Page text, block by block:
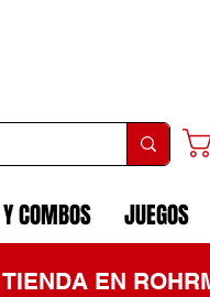
COMBOS JUEGOS
EN